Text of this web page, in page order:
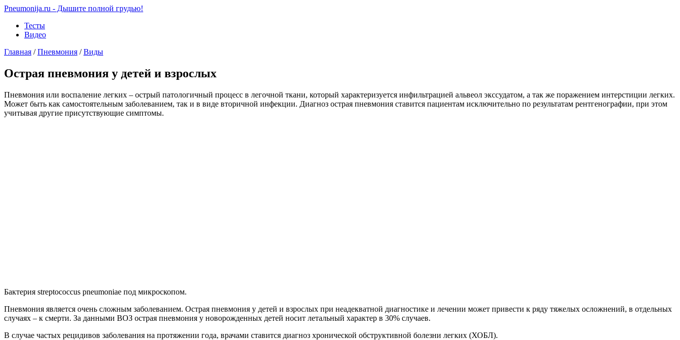
Pneumonija.ru - Дышите полной грудью!
Тесты
Видео
Главная / Пневмония / Виды
Острая пневмония у детей и взрослых
Пневмония или воспаление легких – острый патологичный процесс в легочной ткани, который характеризуется инфильтрацией альвеол экссудатом, а так же поражением интерстиции легких.
Может быть как самостоятельным заболеванием, так и в виде вторичной инфекции. Диагноз острая пневмония ставится пациентам исключительно по результатам рентгенографии, при этом
учитывая другие присутствующие симптомы.
Бактерия streptococcus pneumoniae под микроскопом.
Пневмония является очень сложным заболеванием. Острая пневмония у детей и взрослых при неадекватной диагностике и лечении может привести к ряду тяжелых осложнений, в отдельных
случаях – к смерти. За данными ВОЗ острая пневмония у новорожденных детей носит летальный характер в 30% случаев.
В случае частых рецидивов заболевания на протяжении года, врачами ставится диагноз хронической обструктивной болезни легких (ХОБЛ).